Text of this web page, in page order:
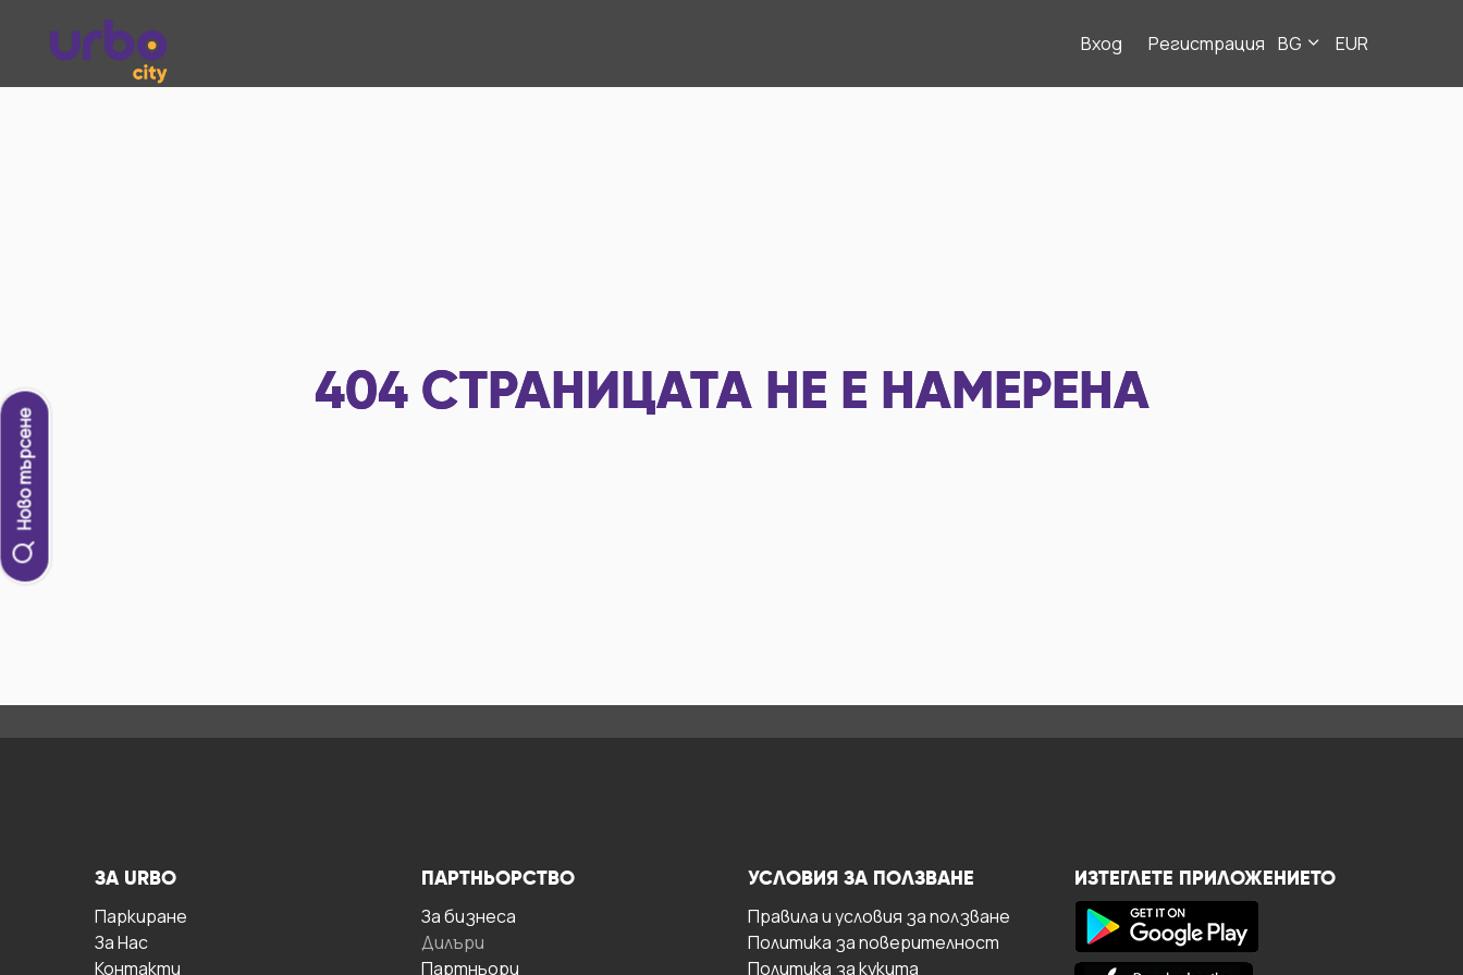
Вход Регистрация BG EUR
Ново търсене
404 СТРАНИЦАТА НЕ Е НАМЕРЕНА
ЗА URBO
Паркиране
За Hас
Контакти
ПАРТНЬОРСТВО
За бизнесa
Дилъри
Партньори
УСЛОВИЯ ЗА ПОЛЗВАНЕ
Правила и условия за ползване
Политика за поверителност
Политика за кукита
ИЗТЕГЛЕТЕ ПРИЛОЖЕНИЕТО